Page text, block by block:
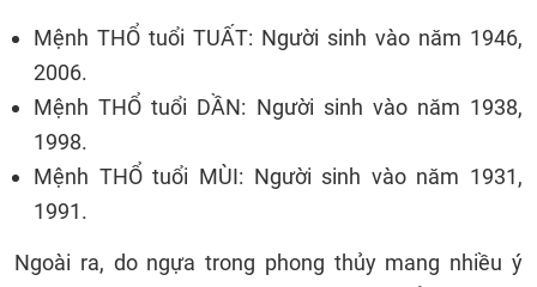
Mệnh THỔ tuổi TUẤT: Người sinh vào năm 1946,
2006.
Mệnh THỔ tuổi DẦN: Người sinh vào năm 1938,
1998.
Mệnh THỔ tuổi MÙI: Người sinh vào năm 1931,
1991.
Ngoài ra, do ngựa trong phong thủy mang nhiều ý